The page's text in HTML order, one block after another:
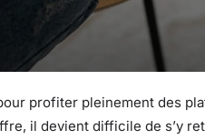
profiter pleinement des
il devient difficile de s’y